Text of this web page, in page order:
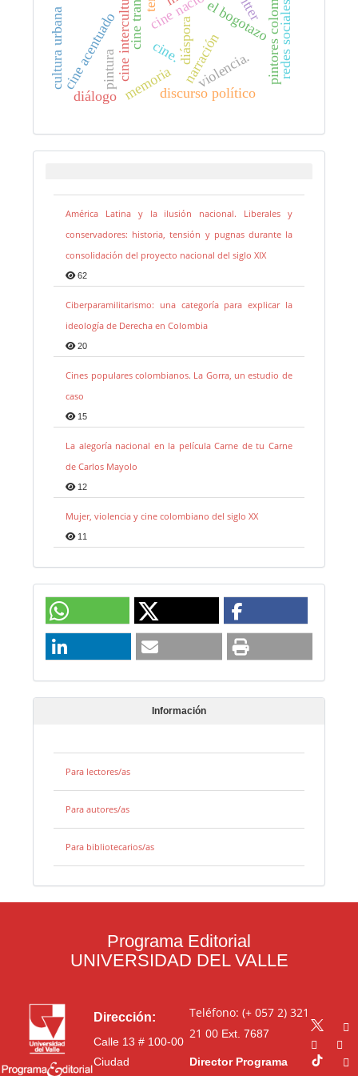
diáspora
cine intercultural
cine acentuado narración
memoria
cine.
el bogotazo
violencia.
discurso político
diálogo
cultura urbana pintura
América Latina y la ilusión nacional. Liberales y
conservadores: historia, tensión y pugnas durante la
consolidación del proyecto nacional del siglo XIX
62
Ciberparamilitarismo: una categoría para explicar la
ideología de Derecha en Colombia
20
Cines populares colombianos. La Gorra, un estudio de
caso
15
La alegoría nacional en la película Carne de tu Carne
de Carlos Mayolo
12
Mujer, violencia y cine colombiano del siglo XX
11
Información
Para lectores/as
Para autores/as
Para bibliotecarios/as
Programa Editorial
UNIVERSIDAD DEL VALLE
Dirección:
Calle 13 # 100-00
Ciudad
Teléfono: (+ 057 2) 321
21 00Ext. 7687
Director Programa